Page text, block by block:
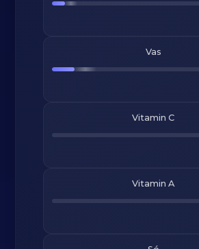
Vas
Vitamin C
Vitamin A